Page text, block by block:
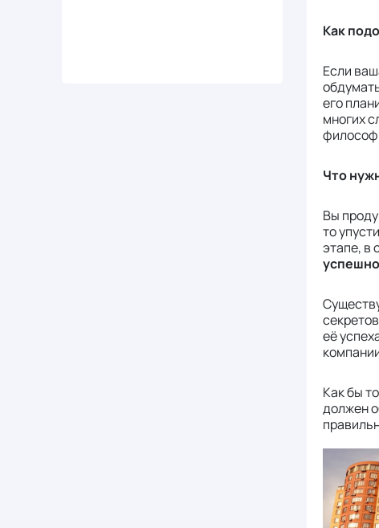
Как
Если
его
многих
Что
Вы
то
этапе, в
её
Как бы
должен